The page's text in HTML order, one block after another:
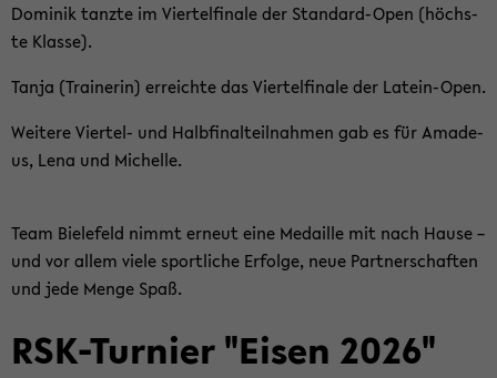
Do­mi­nik tanz­te im Vier­tel­fi­na­le der Standard-​Open (höchs­
te Klas­se).
Tanja (Trai­ne­rin) er­reich­te das Vier­tel­fi­na­le der Latein-​Open.
Wei­te­re Viertel-​ und Halb­fi­nal­teil­nah­men gab es für Ama­de­
us, Lena und Mi­chel­le.
Team Bie­le­feld nimmt er­neut eine Me­dail­le mit nach Hause –
und vor allem viele sport­li­che Er­fol­ge, neue Part­ner­schaf­ten
und jede Menge Spaß.
RSK-​Turnier "Eisen 2026"